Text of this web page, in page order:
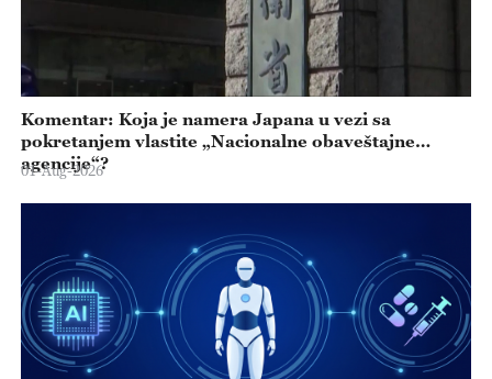
Komentar: Koja je namera Japana u vezi sa
pokretanjem vlastite „Nacionalne obaveštajne
agencije“?
01-Aug-2026